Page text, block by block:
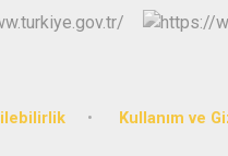
Kullanım ve